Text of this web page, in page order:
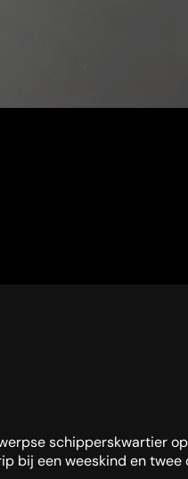
schipperskwartier
een weeskind en